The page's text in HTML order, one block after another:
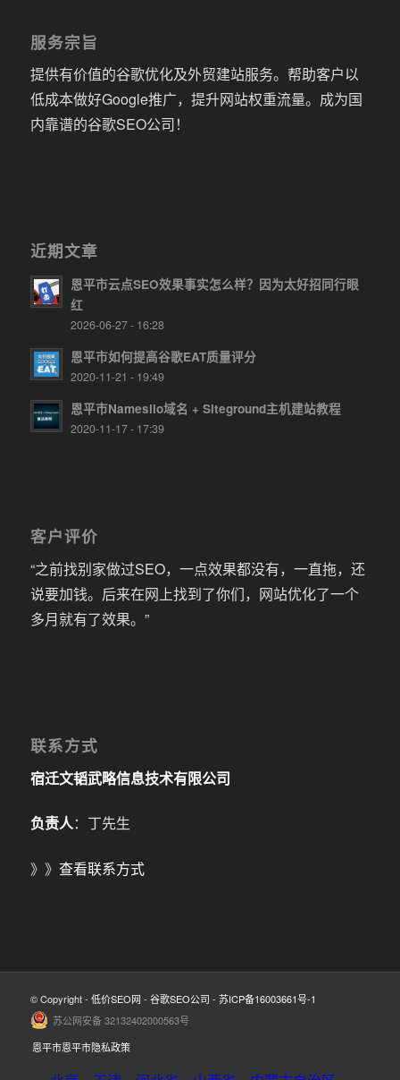
服务宗旨
提供有价值的谷歌优化及外贸建站服务。帮助客户以
低成本做好Google推广，提升网站权重流量。成为国
内靠谱的谷歌SEO公司！
近期文章
恩平市云点SEO效果事实怎么样？因为太好招同行眼
红
2026-06-27 - 16:28
恩平市如何提高谷歌EAT质量评分
2020-11-21 - 19:49
恩平市Namesilo域名 + Siteground主机建站教程
2020-11-17 - 17:39
客户评价
“之前找别家做过SEO，一点效果都没有，一直拖，还
说要加钱。后来在网上找到了你们，网站优化了一个
多月就有了效果。”
联系方式
宿迁文韬武略信息技术有限公司
负责人：丁先生
》》 查看联系方式
© Copyright - 低价SEO网 - 谷歌SEO公司 - 苏ICP备16003661号-1
苏公网安备 32132402000563号
恩平市恩平市隐私政策